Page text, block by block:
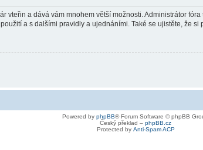
vteřin a dává vám mnohem větší možnosti. Administrátor
a s dalšími pravidly a ujednáními. Také se ujistěte, že si
Powered by phpBB® Forum Software © phpBB
Český překlad – phpBB.cz
Protected by Anti-Spam ACP